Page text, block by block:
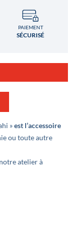
PAIEMENT
SÉCURISÉ
»est l’accessoire
ou toute autre
atelier à